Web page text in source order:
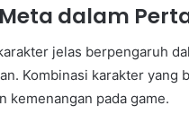
dalam
jelas berpengaruh
Kombinasi karakter yang
kemenangan pada game.